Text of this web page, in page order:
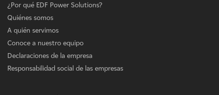
¿Por qué EDF Power Solutions?
Quiénes somos
A quién servimos
Conoce a nuestro equipo
Declaraciones de la empresa
Responsabilidad social de las empresas